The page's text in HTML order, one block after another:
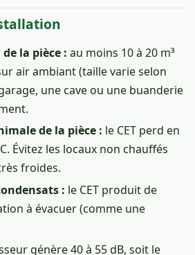
la pièce : au moins 10 à 20 m³
air ambiant (taille varie selon
une cave ou une buanderie
de la pièce : le CET perd en
Évitez les locaux non chauffés
froides.
: le CET produit de
à évacuer (comme une
génère 40 à 55 dB, soit le